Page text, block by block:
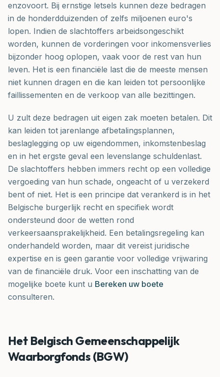
enzovoort. Bij ernstige letsels kunnen deze bedragen
in de honderdduizenden of zelfs miljoenen euro's
lopen. Indien de slachtoffers arbeidsongeschikt
worden, kunnen de vorderingen voor inkomensverlies
bijzonder hoog oplopen, vaak voor de rest van hun
leven. Het is een financiële last die de meeste mensen
niet kunnen dragen en die kan leiden tot persoonlijke
faillissementen en de verkoop van alle bezittingen.
U zult deze bedragen uit eigen zak moeten betalen. Dit
kan leiden tot jarenlange afbetalingsplannen,
beslaglegging op uw eigendommen, inkomstenbeslag
en in het ergste geval een levenslange schuldenlast.
De slachtoffers hebben immers recht op een volledige
vergoeding van hun schade, ongeacht of u verzekerd
bent of niet. Het is een principe dat verankerd is in het
Belgische burgerlijk recht en specifiek wordt
ondersteund door de wetten rond
verkeersaansprakelijkheid. Een betalingsregeling kan
onderhandeld worden, maar dit vereist juridische
expertise en is geen garantie voor volledige vrijwaring
van de financiële druk. Voor een inschatting van de
mogelijke boete kunt u Bereken uw boete
consulteren.
Het Belgisch Gemeenschappelijk
Waarborgfonds (BGW)